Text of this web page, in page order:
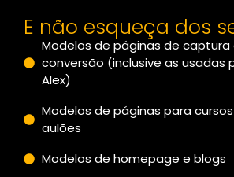
E não esqueça dos
Modelos de páginas de
conversão (inclusive as usadas
Alex)
Modelos de páginas para
aulões
Modelos de homepage e blogs